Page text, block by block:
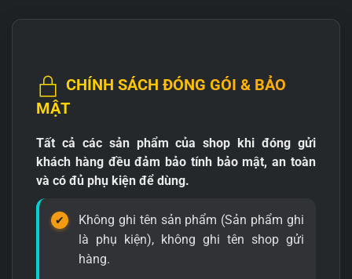
CHÍNH SÁCH ĐÓNG GÓI & BẢO
MẬT
Tất cả các sản phẩm của shop khi đóng gửi
khách hàng đều đảm bảo tính bảo mật, an toàn
và có đủ phụ kiện để dùng.
Không ghi tên sản phẩm (Sản phẩm ghi
là phụ kiện), không ghi tên shop gửi
hàng.